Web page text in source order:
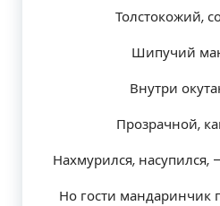
Толстокожий,
Шипучий
Внутри
Прозрачной,
Нахмурился, насупился,
Но гости мандаринчик